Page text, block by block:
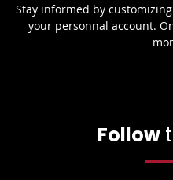
Stay informed by
your personnal account.
Follow